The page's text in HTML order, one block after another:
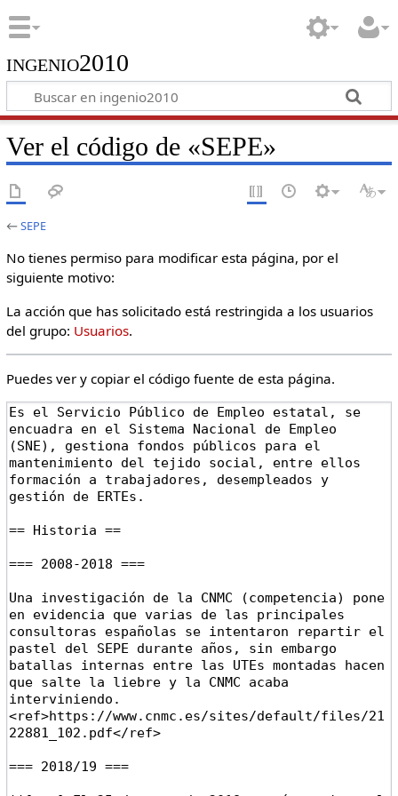
ingenio2010
Ver el código de «SEPE»
←SEPE
No tienes permiso para modificar esta página, por el
siguiente motivo:
La acción que has solicitado está restringida a los usuarios
del grupo: Usuarios.
Puedes ver y copiar el código fuente de esta página.